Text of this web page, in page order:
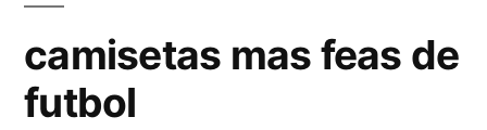
camisetas mas feas de
futbol